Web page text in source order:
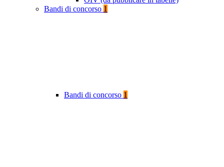
Bandi di concorso 1
Bandi di concorso 1